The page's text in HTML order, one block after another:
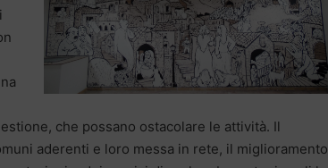
che possano ostacolare le attività. Il
aderenti e loro messa in rete, il miglioramento